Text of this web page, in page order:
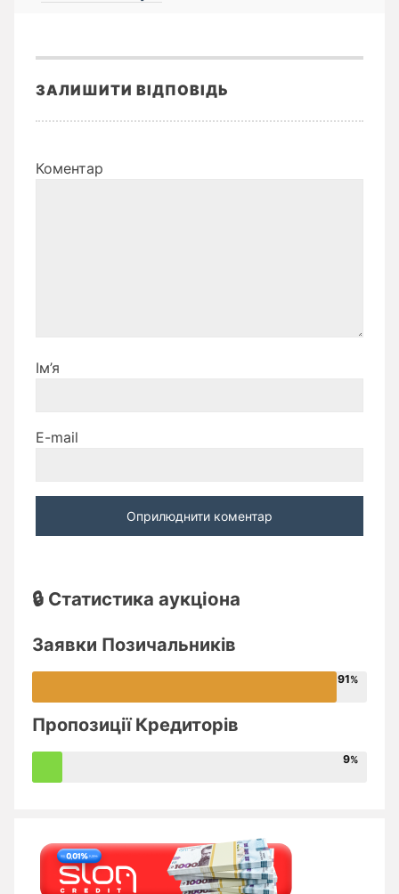
ЗАЛИШИТИ ВІДПОВІДЬ
Коментар
Ім’я
E-mail
🔒 Статистика аукціона
Заявки Позичальників
91
Пропозиції Кредиторів
9